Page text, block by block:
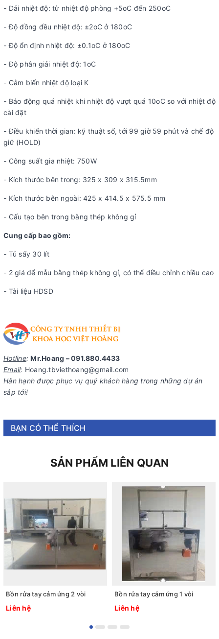
- Dải nhiệt độ: từ nhiệt độ phòng +5oC đến 250oC
- Độ đồng đều nhiệt độ: ±2oC ở 180oC
- Độ ổn định nhiệt độ: ±0.1oC ở 180oC
- Độ phân giải nhiệt độ: 1oC
- Cảm biến nhiệt độ loại K
- Báo động quá nhiệt khi nhiệt độ vượt quá 10oC so với nhiệt độ
cài đặt
- Điều khiển thời gian: kỹ thuật số, tới 99 giờ 59 phút và chế độ
giữ (HOLD)
- Công suất gia nhiệt: 750W
- Kích thước bên trong: 325 x 309 x 315.5mm
- Kích thước bên ngoài: 425 x 414.5 x 575.5 mm
- Cấu tạo bên trong bằng thép không gỉ
Cung cấp bao gồm:
- Tủ sấy 30 lít
- 2 giá để mẫu bằng thép không gỉ, có thể điều chỉnh chiều cao
- Tài liệu HDSD
Hotline: Mr.Hoang – 091.880.4433
Email: Hoang.tbviethoang@gmail.com
Hân hạnh được phục vụ quý khách hàng trong những dự án
sắp tới!
BẠN CÓ THỂ THÍCH
SẢN PHẨM LIÊN QUAN
Bồn rửa tay cảm ứng 2 vòi
Liên hệ
Bồn rửa tay cảm ứng 1 vòi
Liên hệ